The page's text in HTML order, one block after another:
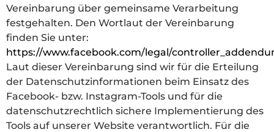
Vereinbarung über gemeinsame Verarbeitung
festgehalten. Den Wortlaut der Vereinbarung
finden Sie unter:
https://www.facebook.com/legal/
Laut dieser Vereinbarung sind wir für die Erteilung
der Datenschutzinformationen beim Einsatz des
Facebook- bzw. Instagram-Tools und für die
datenschutzrechtlich sichere Implementierung des
Tools auf unserer Website verantwortlich. Für die